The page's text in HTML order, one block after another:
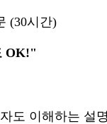
(30시간)
OK!"
도 이해하는 설